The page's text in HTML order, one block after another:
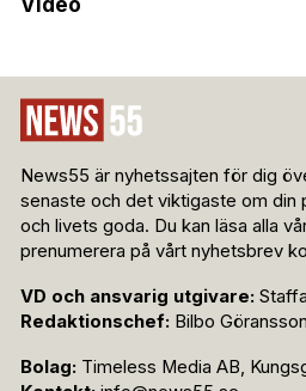
Video
News55 är nyhetssajten för dig
senaste och det viktigaste om din
och livets goda. Du kan läsa alla
prenumerera på vårt nyhetsbrev
VD och ansvarig utgivare:
Redaktionschef: Bilbo Göransson
Bolag: Timeless Media AB,